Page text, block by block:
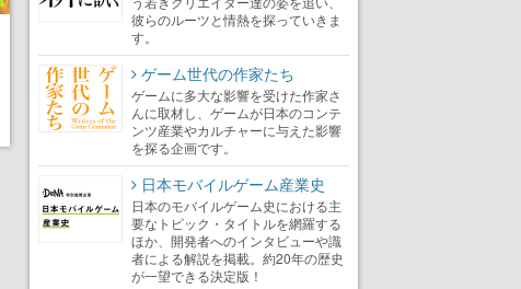
彼らのルーツと情熱を探っていきま
す。
ゲーム世代の作家たち
ゲームに多大な影響を受けた作家さ
んに取材し、ゲームが日本のコンテ
ンツ産業やカルチャーに与えた影響
を探る企画です。
日本モバイルゲーム産業史
日本のモバイルゲーム史における主
要なトピック・タイトルを網羅する
ほか、開発者へのインタビューや識
者による解説を掲載。約20年の歴史
が一望できる決定版！